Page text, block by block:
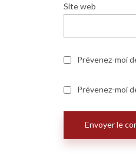
Site web
Prévenez-moi
Prévenez-moi